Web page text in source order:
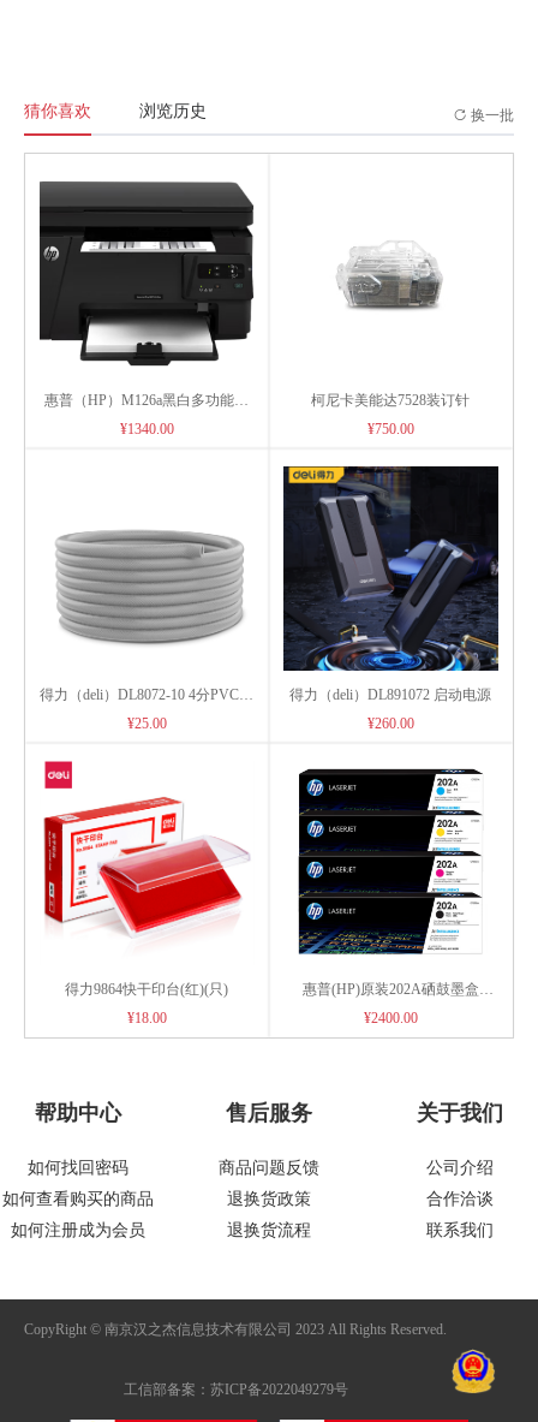
猜你喜欢 浏览历史 换一批
惠普（HP）M126a黑白多功能激
光打印机
¥1340.00
柯尼卡美能达7528装订针
¥750.00
得力（deli）DL8072-10 4分PVC洗
车水枪水管软管10米
¥25.00
得力（deli）DL891072 启动电源
¥260.00
得力9864快干印台(红)(只)
¥18.00
惠普(HP)原装202A硒鼓墨盒
CF500A适用281 254 280 202a标准
¥2400.00
帮助中心
如何找回密码
如何查看购买的商品
如何注册成为会员
售后服务
商品问题反馈
退换货政策
退换货流程
关于我们
公司介绍
合作洽谈
联系我们
CopyRight © 南京汉之杰信息技术有限公司 2023 All Rights Reserved.
工信部备案：苏ICP备2022049279号